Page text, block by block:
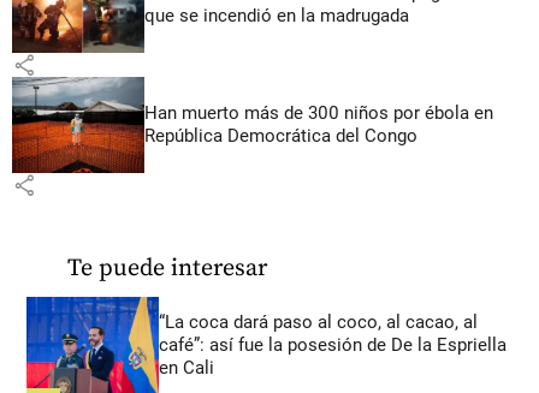
que se incendió en la madrugada
share
Han muerto más de 300 niños por ébola en
República Democrática del Congo
share
Te puede interesar
“La coca dará paso al coco, al cacao, al
café”: así fue la posesión de De la Espriella
en Cali